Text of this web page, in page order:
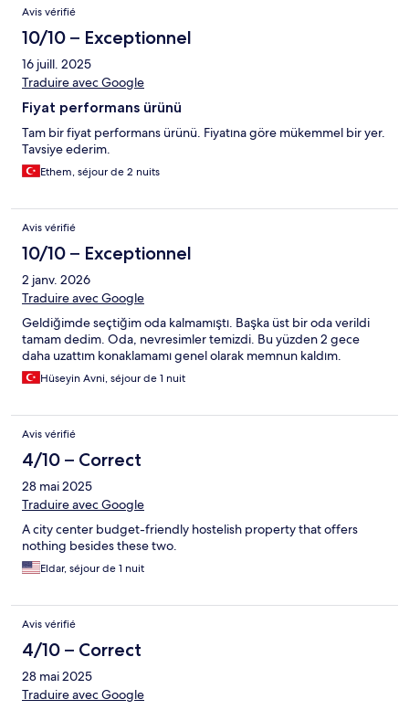
Avis vérifié
10/10 – Exceptionnel
16 juill. 2025
Traduire avec Google
Fiyat performans ürünü
Tam bir fiyat performans ürünü. Fiyatına göre mükemmel bir yer.
Tavsiye ederim.
Ethem, séjour de 2 nuits
Avis vérifié
10/10 – Exceptionnel
2 janv. 2026
Traduire avec Google
Geldiğimde seçtiğim oda kalmamıştı. Başka üst bir oda verildi
tamam dedim. Oda, nevresimler temizdi. Bu yüzden 2 gece
daha uzattım konaklamamı genel olarak memnun kaldım.
Hüseyin Avni, séjour de 1 nuit
Avis vérifié
4/10 – Correct
28 mai 2025
Traduire avec Google
A city center budget-friendly hostelish property that offers
nothing besides these two.
Eldar, séjour de 1 nuit
Avis vérifié
4/10 – Correct
28 mai 2025
Traduire avec Google